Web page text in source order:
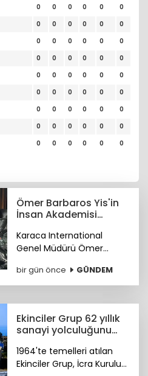
0 0 0 0 0
0
0 0 0 0 0
0
0 0 0 0 0
0
0 0 0 0 0
0
0 0 0 0 0
0
0 0 0 0 0
0
0 0 0 0 0
0
0 0 0 0 0
0
0 0 0 0 0 0
Ömer Barbaros Yis'in
İnsan Akademisi
Youtube'de
Karaca International
Genel Müdürü Ömer
başlattığı 'İnsan Akademisi'
programının gelirleriyle bir
hedefliyor.
bir gün önce GÜNDEM
Ekinciler Grup 62 yıllık
sanayi yolculuğunu
1964'te temelleri atılan
Ekinciler Grup, İcra Kurulu